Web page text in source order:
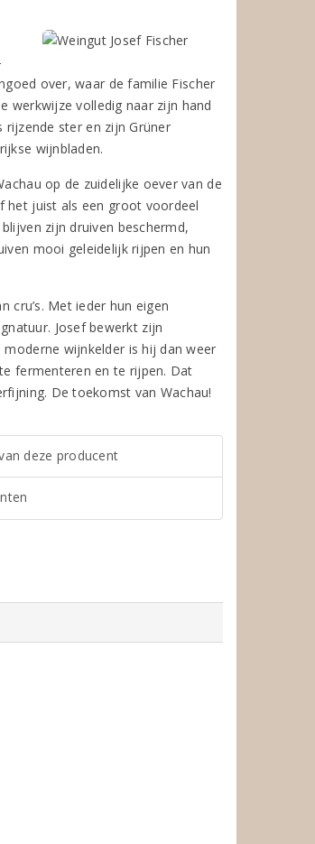
over, waar de familie Fischer
werkwijze volledig naar zijn hand
rijzende ster en zijn Grüner
wijnbladen.
op de zuidelijke oever van de
het juist als een groot voordeel
zijn druiven beschermd,
mooi geleidelijk rijpen en hun
cru’s. Met ieder hun eigen
Josef bewerkt zijn
wijnkelder is hij dan weer
fermenteren en te rijpen. Dat
De toekomst van Wachau!
deze producent